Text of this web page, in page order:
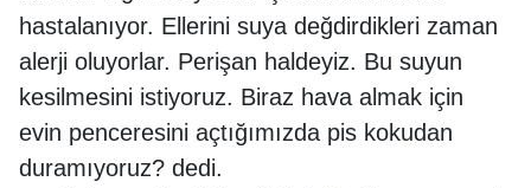
hastalanıyor. Ellerini suya değdirdikleri zaman
alerji oluyorlar. Perişan haldeyiz. Bu suyun
kesilmesini istiyoruz. Biraz hava almak için
evin penceresini açtığımızda pis kokudan
duramıyoruz? dedi.